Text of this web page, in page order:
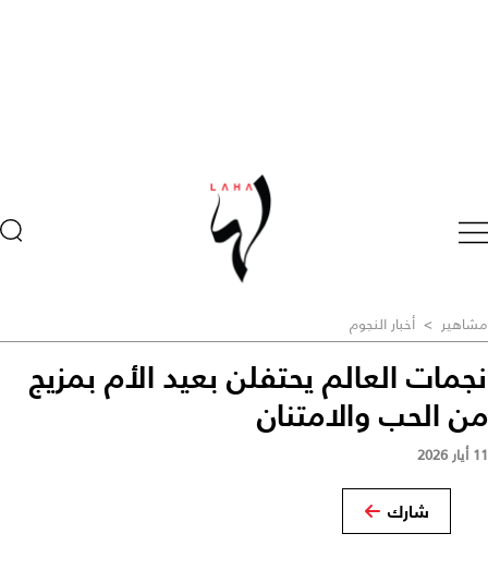
مشاهير > أخبار النجوم
نجمات العالم يحتفلن بعيد الأم بمزيج
من الحب والامتنان
11 أيار 2026
شارك